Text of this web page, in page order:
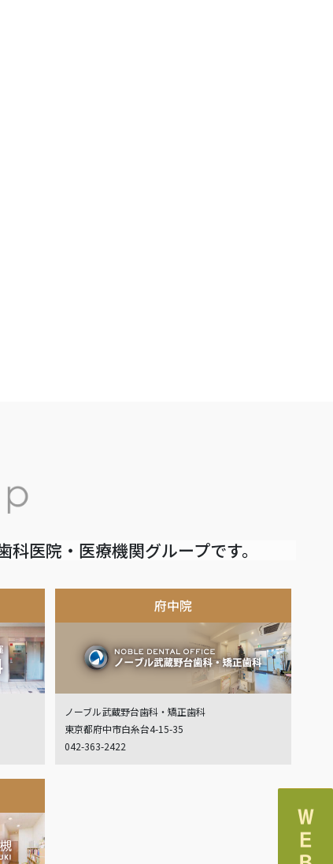
医院・医療機関グループです。
府中院
ノーブル武蔵野台歯科・矯正歯科
東京都府中市白糸台4-15-35
042-363-2422